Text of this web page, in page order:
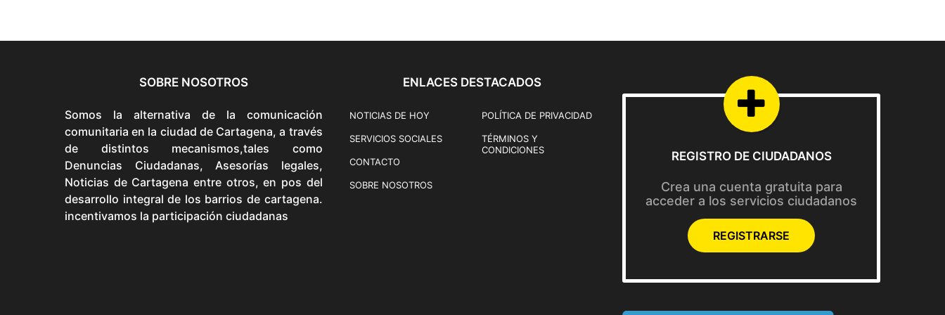
SOBRE NOSOTROS
Somos la alternativa de la comunicación
comunitaria en la ciudad de Cartagena, a través
de distintos mecanismos,tales como
Denuncias Ciudadanas, Asesorías legales,
Noticias de Cartagena entre otros, en pos del
desarrollo integral de los barrios de cartagena.
incentivamos la participación ciudadanas
ENLACES DESTACADOS
NOTICIAS DE HOY
SERVICIOS SOCIALES
CONTACTO
SOBRE NOSOTROS
POLÍTICA DE PRIVACIDAD
TÉRMINOS Y
CONDICIONES
REGISTRO DE CIUDADANOS
Crea una cuenta gratuita para
acceder a los servicios ciudadanos
REGISTRARSE